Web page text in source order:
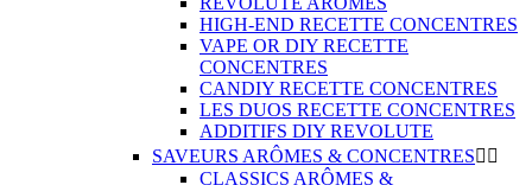
HIGH-END RECETTE CONCENTRES
VAPE OR DIY RECETTE
CONCENTRES
CANDIY RECETTE CONCENTRES
LES DUOS RECETTE CONCENTRES
ADDITIFS DIY REVOLUTE
SAVEURS ARÔMES & CONCENTRES 
CLASSICS ARÔMES &